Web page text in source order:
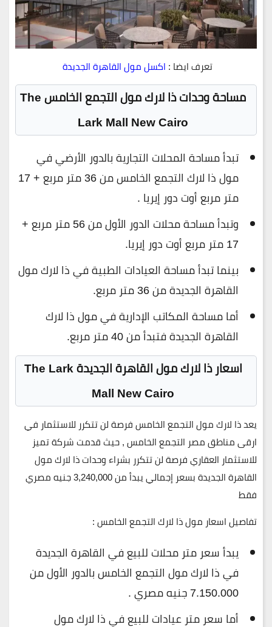
تعرف ايضا : اكسل مول القاهرة الجديدة
مساحة وحدات ذا لارك مول التجمع الخامس The
Lark Mall New Cairo
تبدأ مساحة المحلات التجارية بالدور الأرضي في
مول ذا لارك التجمع الخامس من 36 متر مربع + 17
متر مربع أوت دور إيريا .
وتبدأ مساحة محلات الدور الأول من 56 متر مربع +
17 متر مربع أوت دور إيريا.
بينما تبدأ مساحة العيادات الطبية في ذا لارك مول
القاهرة الجديدة من 36 متر مربع.
أما مساحة المكاتب الإدارية في مول ذا لارك
القاهرة الجديدة فتبدأ من 40 متر مربع.
اسعار ذا لارك مول القاهرة الجديدة The Lark
Mall New Cairo
يعد ذا لارك مول التجمع الخامس فرصة لن تتكرر للاستثمار في
ارقى مناطق مصر التجمع الخامس , حيث قدمت شركة تميز
للاستثمار العقاري فرصة لن تتكرر بشراء وحدات ذا لارك مول
القاهرة الجديدة
بسعر إجمالي يبدأ من 3,240,000 جنيه مصري
فقط
تفاصيل اسعار مول ذا لارك التجمع الخامس :
يبدأ سعر متر محلات للبيع في القاهرة الجديدة
في ذا لارك مول التجمع الخامس بالدور الأول من
7.150.000 جنيه مصري .
أما سعر متر عيادات للبيع في ذا لارك مول